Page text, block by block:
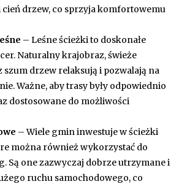
drzew, co sprzyja komfortowemu
– Leśne ścieżki to doskonałe
Naturalny krajobraz, świeże
szum drzew relaksują i pozwalają na
Ważne, aby trasy były odpowiednio
dostosowane do możliwości
– Wiele gmin inwestuje w ścieżki
można również wykorzystać do
Są one zazwyczaj dobrze utrzymane i
ruchu samochodowego, co